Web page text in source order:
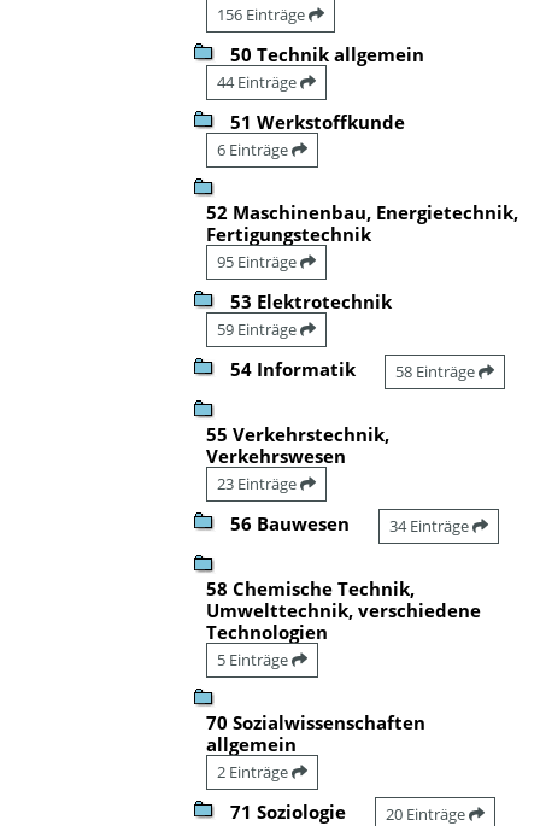
156 Einträge
50 Technik allgemein
44 Einträge
51 Werkstoffkunde
6 Einträge
52 Maschinenbau, Energietechnik,
Fertigungstechnik
95 Einträge
53 Elektrotechnik
59 Einträge
54 Informatik 58 Einträge
55 Verkehrstechnik,
Verkehrswesen
23 Einträge
56 Bauwesen 34 Einträge
58 Chemische Technik,
Umwelttechnik, verschiedene
Technologien
5 Einträge
70 Sozialwissenschaften
allgemein
2 Einträge
71 Soziologie 20 Einträge